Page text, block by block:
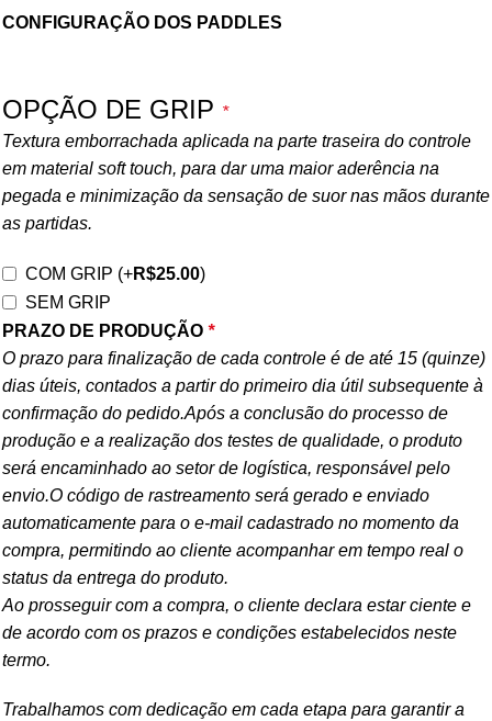
CONFIGURAÇÃO DOS PADDLES
OPÇÃO DE GRIP *
Textura emborrachada aplicada na parte traseira do controle
em material soft touch, para dar uma maior aderência na
pegada e minimização da sensação de suor nas mãos durante
as partidas.
COM GRIP (+R$25.00)
SEM GRIP
PRAZO DE PRODUÇÃO *
O prazo para finalização de cada controle é de até 15 (quinze)
dias úteis, contados a partir do primeiro dia útil subsequente à
confirmação do pedido.Após a conclusão do processo de
produção e a realização dos testes de qualidade, o produto
será encaminhado ao setor de logística, responsável pelo
envio.O código de rastreamento será gerado e enviado
automaticamente para o e-mail cadastrado no momento da
compra, permitindo ao cliente acompanhar em tempo real o
status da entrega do produto.
Ao prosseguir com a compra, o cliente declara estar ciente e
de acordo com os prazos e condições estabelecidos neste
termo.
Trabalhamos com dedicação em cada etapa para garantir a